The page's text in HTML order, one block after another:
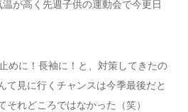
が高く 先週子供の運動会で今更日
めに！長袖に！ と、対策してきたの
て見に行くチャンスは今季最後だと
それどころではなかった（笑）